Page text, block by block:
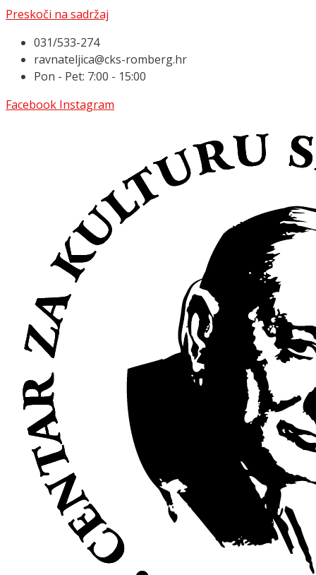
Preskoči na sadržaj
031/533-274
ravnateljica@cks-romberg.hr
Pon - Pet: 7:00 - 15:00
Facebook Instagram